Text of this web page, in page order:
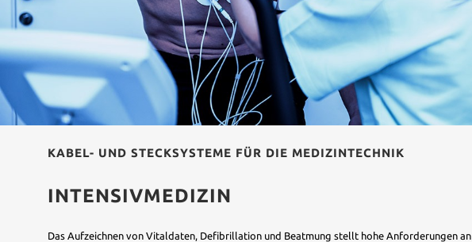
KABEL- UND STECKSYSTEME FÜR DIE MEDIZINTECHNIK
INTENSIVMEDIZIN
Das Aufzeichnen von Vitaldaten, Defibrillation und Beatmung stellt hohe Anforderungen an